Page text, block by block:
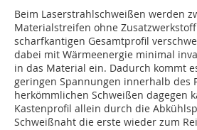
Beim Laserstrahlschweißen werden
Materialstreifen ohne
scharfkantigen Gesamtprofil
dabei mit Wärmeenergie minimal
in das Material ein. Dadurch kommt
geringen Spannungen innerhalb des
herkömmlichen Schweißen dagegen
Kastenprofil allein durch die
Schweißnaht die erste wieder zum